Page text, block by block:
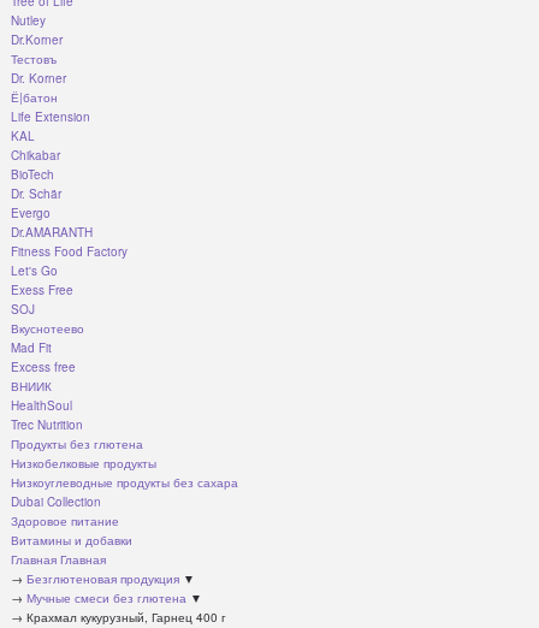
Nutley
Dr.Korner
Тестовъ
Dr. Korner
Ё|батон
Life Extension
KAL
Chikabar
BioTech
Dr. Schär
Evergo
Dr.AMARANTH
Fitness Food Factory
Let's Go
Exess Free
SOJ
Вкуснотеево
Mad Fit
Excess free
ВНИИК
HealthSoul
Trec Nutrition
Продукты без глютена
Низкобелковые продукты
Низкоуглеводные продукты без сахара
Dubai Collection
Здоровое питание
Витамины и добавки
Главная Главная
→ Безглютеновая продукция ▼
→ Мучные смеси без глютена ▼
→ Крахмал кукурузный, Гарнец 400 г